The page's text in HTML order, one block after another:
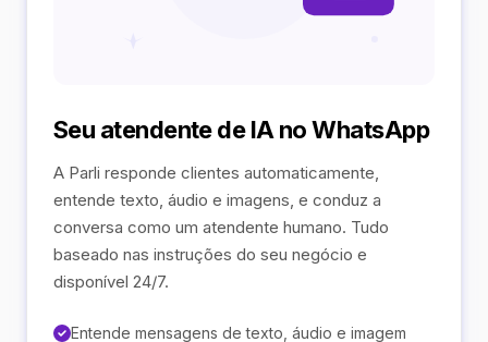
Seu atendente de IA no WhatsApp
A Parli responde clientes automaticamente,
entende texto, áudio e imagens, e conduz a
conversa como um atendente humano. Tudo
baseado nas instruções do seu negócio e
disponível 24/7.
Entende mensagens de texto, áudio e imagem